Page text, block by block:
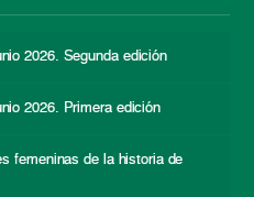
2026. Segunda edición
2026. Primera edición
femeninas de la historia de